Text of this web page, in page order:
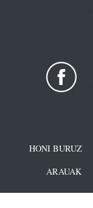
HONI BURUZ
ARAUAK